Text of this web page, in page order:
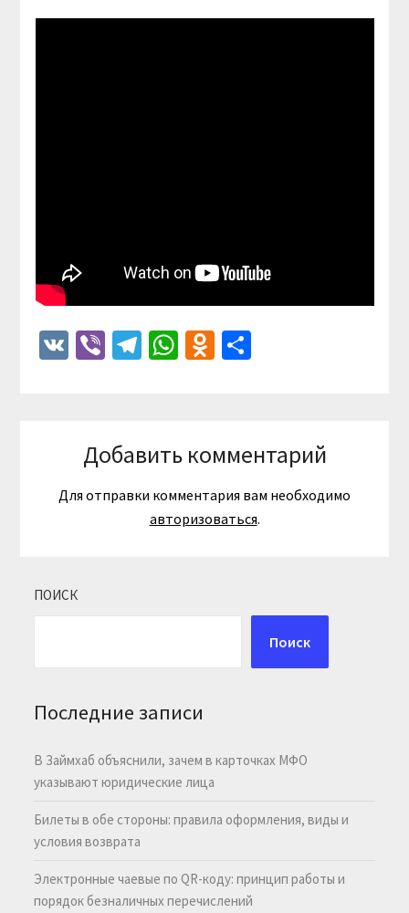
VKViberTelegram
WhatsApp
Odnoklassniki
Отправить
Добавить комментарий
Для отправки комментария вам необходимо
авторизоваться.
ПОИСК
Поиск
Последние записи
В Займхаб объяснили, зачем в карточках МФО
указывают юридические лица
Билеты в обе стороны: правила оформления, виды и
условия возврата
Электронные чаевые по QR-коду: принцип работы и
порядок безналичных перечислений